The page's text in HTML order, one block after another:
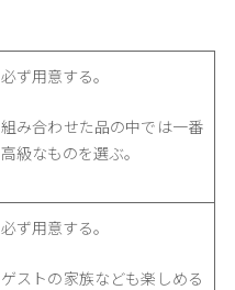
必ず用意する。
組み合わせた品の中では一番
高級なものを選ぶ。
必ず用意する。
ゲストの家族なども楽しめる